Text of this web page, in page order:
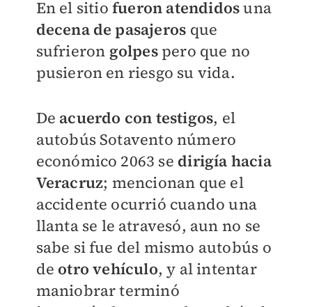
En el sitio fueron atendidosuna
decena de pasajeros que
sufrieron golpes pero que no
pusieron en riesgo su vida.
De acuerdo con testigos, el
autobús Sotavento número
económico 2063 se dirigía hacia
Veracruz; mencionan que el
accidente ocurrió cuando una
llanta se le atravesó, aun no se
sabe si fue del mismo autobús o
de otro vehículo, y al intentar
maniobrar terminó